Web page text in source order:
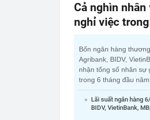
Cả nghìn
nghỉ việc
Bốn ngân hàng
Agribank, BIDV,
nhận tổng số nhân
trong 6 tháng đầu năm
Lãi suất ngân hàng
BIDV, VietinBank,